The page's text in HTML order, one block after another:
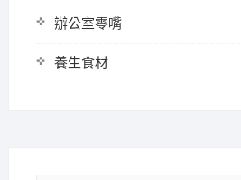
辦公室零嘴
養生食材